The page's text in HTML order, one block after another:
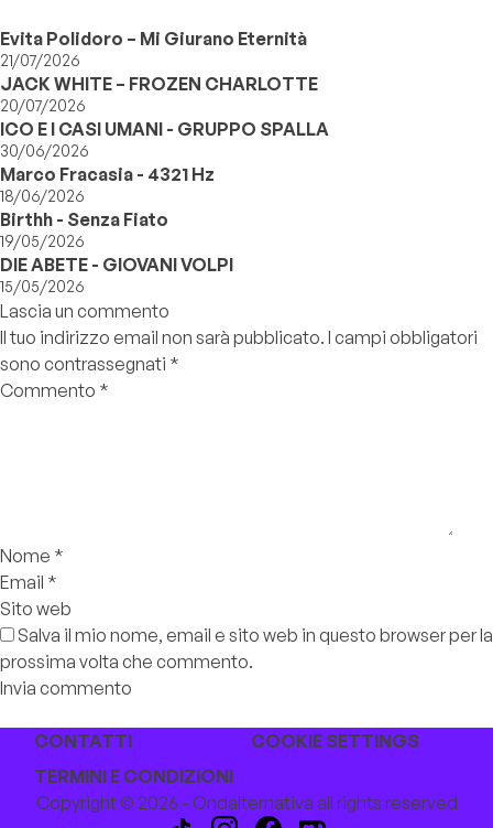
Evita Polidoro – Mi Giurano Eternità
21/07/2026
JACK WHITE – FROZEN CHARLOTTE
20/07/2026
ICO E I CASI UMANI - GRUPPO SPALLA
30/06/2026
Marco Fracasia - 4321 Hz
18/06/2026
Birthh - Senza Fiato
19/05/2026
DIE ABETE - GIOVANI VOLPI
15/05/2026
Lascia un commento
Il tuo indirizzo email non sarà pubblicato. I campi obbligatori
sono contrassegnati *
Commento *
Nome *
Email *
Sito web
Salva il mio nome, email e sito web in questo browser per la
prossima volta che commento.
CONTATTI
COOKIE SETTINGS
TERMINI E CONDIZIONI
Copyright © 2026 - Ondalternativa all rights reserved